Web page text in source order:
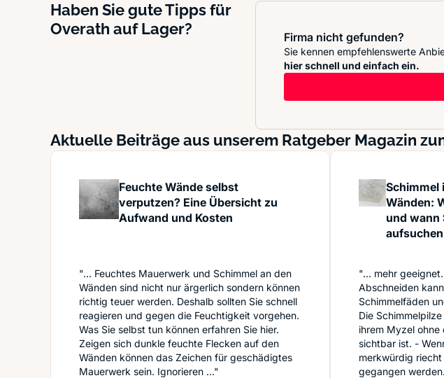
Haben Sie gute Tipps für
Overath auf Lager?
Firma nicht gefunden?
Sie kennen empfehlenswerte
hier schnell und einfach ein.
Aktuelle Beiträge aus unserem Ratgeber Magazin
Feuchte Wände selbst
verputzen? Eine Übersicht zu
Aufwand und Kosten
"... Feuchtes Mauerwerk und Schimmel an den
Wänden sind nicht nur ärgerlich sondern können
richtig teuer werden. Deshalb sollten Sie schnell
reagieren und gegen die Feuchtigkeit vorgehen.
Was Sie selbst tun können erfahren Sie hier.
Zeigen sich dunkle feuchte Flecken auf den
Wänden können das Zeichen für geschädigtes
Mauerwerk sein. Ignorieren ..."
Schimmel
Wänden:
und wann
"... mehr
Abschneiden
Schimmelfäden
Die
ihrem Myzel
sichtbar ist. -
merkwürdig
gegangen